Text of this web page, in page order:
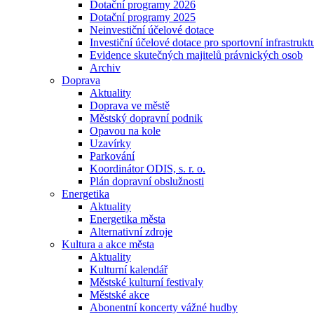
Dotační programy 2026
Dotační programy 2025
Neinvestiční účelové dotace
Investiční účelové dotace pro sportovní
Evidence skutečných majitelů právnických osob
Archiv
Doprava
Aktuality
Doprava ve městě
Městský dopravní podnik
Opavou na kole
Uzavírky
Parkování
Koordinátor ODIS, s. r. o.
Plán dopravní obslužnosti
Energetika
Aktuality
Energetika města
Alternativní zdroje
Kultura a akce města
Aktuality
Kulturní kalendář
Městské kulturní festivaly
Městské akce
Abonentní koncerty vážné hudby